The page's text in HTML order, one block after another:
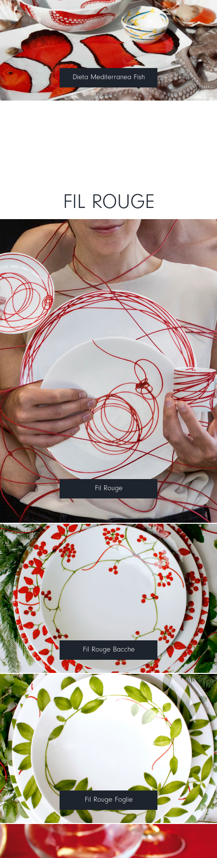
Dieta Mediterranea Fish
FIL ROUGE
Fil Rouge
Fil Rouge Bacche
Fil Rouge Foglie